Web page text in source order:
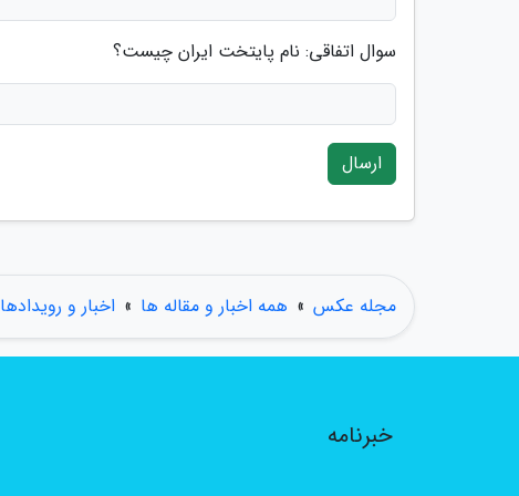
سوال اتفاقی: نام پایتخت ایران چیست؟
ارسال
مجله عکس » همه اخبار و مقاله ها » اخبار و رویدادها
خبرنامه